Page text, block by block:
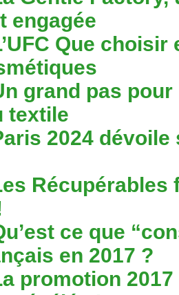
engagée
Que
grand pas
textile
2024
Récupérables
ce que
en 2017 ?
promotion